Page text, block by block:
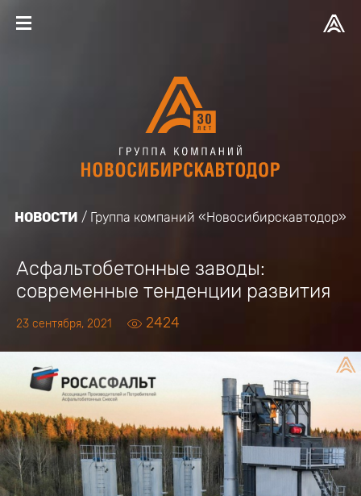
НОВОСТИ Группа компаний «Новосибирскавтодор»
Асфальтобетонные заводы:
современные тенденции развития
23 сентября, 2021 2424